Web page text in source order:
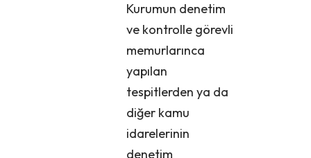
Kurumun denetim
ve kontrolle görevli
memurlarınca
yapılan
tespitlerden ya da
diğer kamu
idarelerinin
denetim